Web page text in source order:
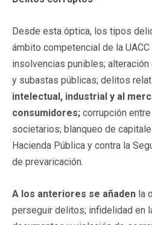
Desde esta óptica, los tipos
ámbito competencial de la
insolvencias punibles;
y subastas públicas; delitos
intelectual, industrial y al
consumidores; corrupción
societarios; blanqueo de
Hacienda Pública y contra la
de prevaricación.
A los anteriores se añaden la
perseguir delitos; infidelidad en